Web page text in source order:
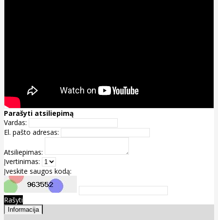
Parašyti atsiliepimą
Vardas:
El. pašto adresas:
Atsiliepimas:
Įvertinimas:
Įveskite saugos kodą:
Rašyti
Informacija